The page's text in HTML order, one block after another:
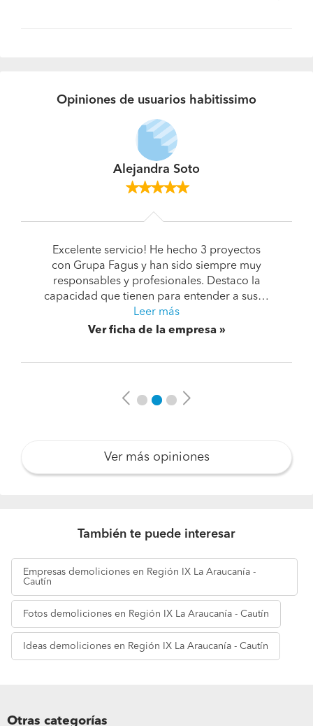
Opiniones de usuarios habitissimo
Alejandra Soto
Excelente servicio! He hecho 3 proyectos
con Grupa Fagus y han sido siempre muy
responsables y profesionales. Destaco la
capacidad que tienen para entender a sus…
Leer más
Ver ficha de la empresa
Previous Next
Ver más opiniones
También te puede interesar
Empresas demoliciones en Región IX La Araucanía -
Cautín
Fotos demoliciones en Región IX La Araucanía - Cautín
Ideas demoliciones en Región IX La Araucanía - Cautín
Otras categorías